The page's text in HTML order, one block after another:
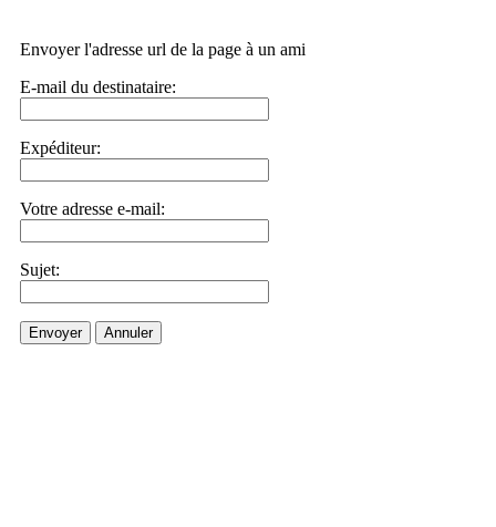
Envoyer l'adresse url de la page à un ami
E-mail du destinataire:
Expéditeur:
Votre adresse e-mail:
Sujet:
Envoyer Annuler